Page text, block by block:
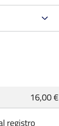
16,00 €
registro